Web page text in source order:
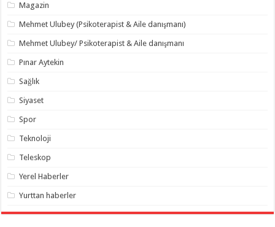
Magazin
Mehmet Ulubey (Psikoterapist & Aile danışmanı)
Mehmet Ulubey/ Psikoterapist & Aile danışmanı
Pınar Aytekin
Sağlık
Siyaset
Spor
Teknoloji
Teleskop
Yerel Haberler
Yurttan haberler